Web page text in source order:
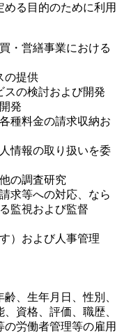
る目的のために利用
・営繕事業における
の提供
スの検討および開発
発
種料金の請求収納お
情報の取り扱いを委
の調査研究
求等への対応、なら
監視および監督
）および人事管理
、生年月日、性別、
資格、評価、職歴、
労働者管理等の雇用